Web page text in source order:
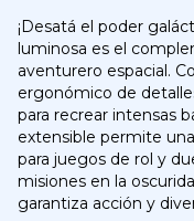
¡Desatá el poder
luminosa es el
aventurero espacial.
ergonómico de
para recrear intensas
extensible permite
para juegos de rol y
misiones en la
garantiza acción y